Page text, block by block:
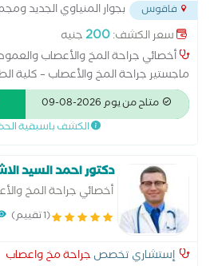
فاقوس بجوار المنياوي الجديد
سعر الكشف:200جنيه
أخصائي جراحة المخ والأعصاب
ماجستير جراحة المخ والأعصاب – كلية
خبرة واسعة في تشخيص وعلاج أمراض
والعمود الفقري مثل: الانزلاق الغضروفي
المخ والنخاع الشوكي. إصابات الرأس
والمناظير العصبية. متابعة دقيقة لحالات
والتأهيل العصبي.
متاح من يوم 2026-08-09
الكشف باسبقية
دكتور احمد السيد
أخصائي جراحة المخ
بالقوات المسلحه
(1 تقييم)
إستشاري تخصص جراحة مخ واعصاب